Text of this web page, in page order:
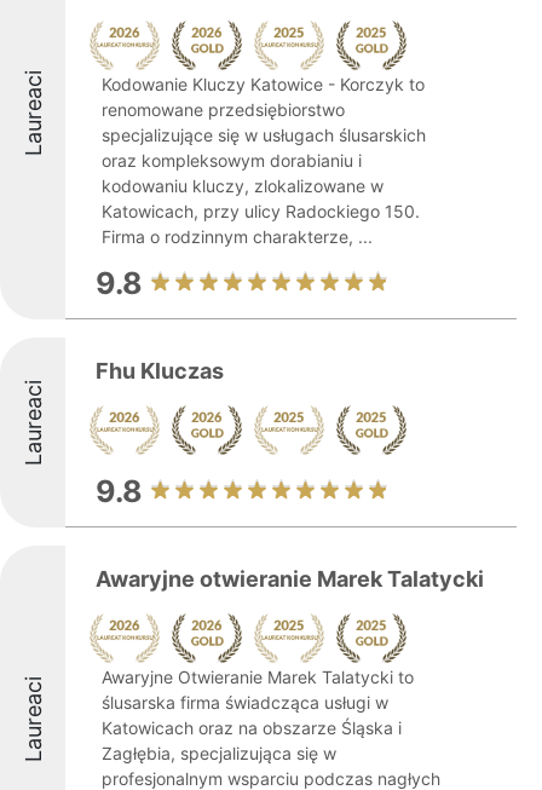
Laureaci
Kodowanie Kluczy Katowice - Korczyk to
renomowane przedsiębiorstwo
specjalizujące się w usługach ślusarskich
oraz kompleksowym dorabianiu i
kodowaniu kluczy, zlokalizowane w
Katowicach, przy ulicy Radockiego 150.
Firma o rodzinnym charakterze, ...
9.8
Laureaci
Fhu Kluczas
9.8
Laureaci
Awaryjne otwieranie Marek Talatycki
Awaryjne Otwieranie Marek Talatycki to
ślusarska firma świadcząca usługi w
Katowicach oraz na obszarze Śląska i
Zagłębia, specjalizująca się w
profesjonalnym wsparciu podczas nagłych